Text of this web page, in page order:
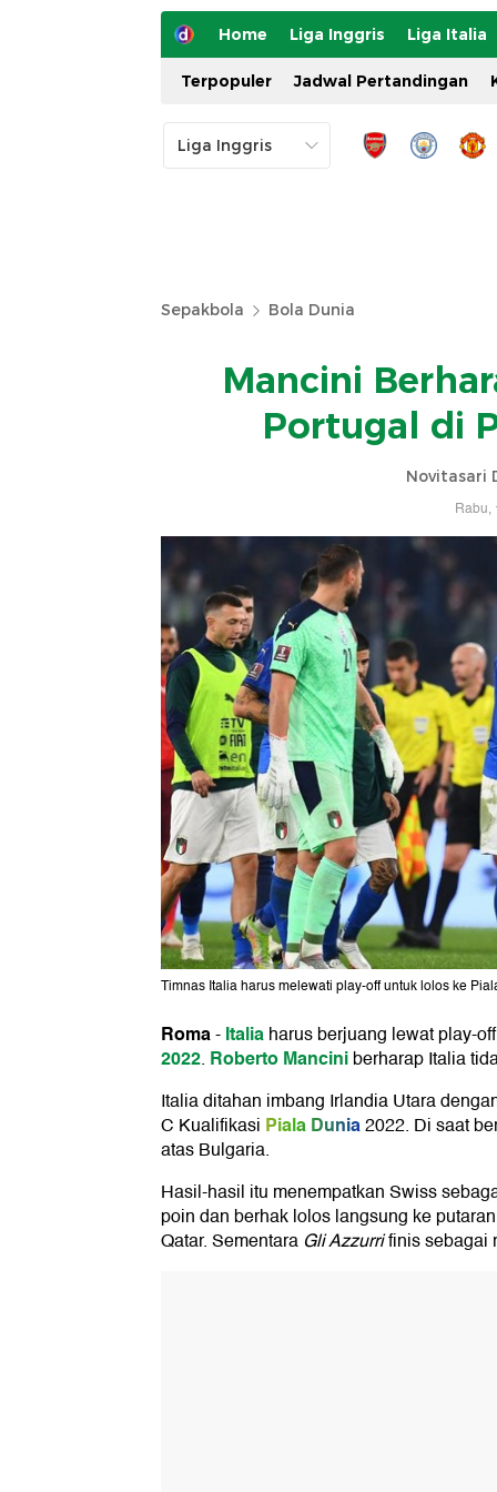
Home Liga Inggris Liga Italia
Terpopuler Jadwal Pertandingan
Sepakbola Bola Dunia
Mancini
Portugal di
Novitasari
Rabu,
Timnas Italia harus melewati play-off untuk lolos ke
Roma-Italiaharus berjuang lewat play-
2022. Roberto Manciniberharap Italia
Italia ditahan imbang Irlandia Utara
C Kualifikasi Piala Dunia2022. Di saat
atas Bulgaria.
Hasil-hasil itu menempatkan Swiss
poin dan berhak lolos langsung ke
Qatar. Sementara Gli Azzurrifinis sebagai